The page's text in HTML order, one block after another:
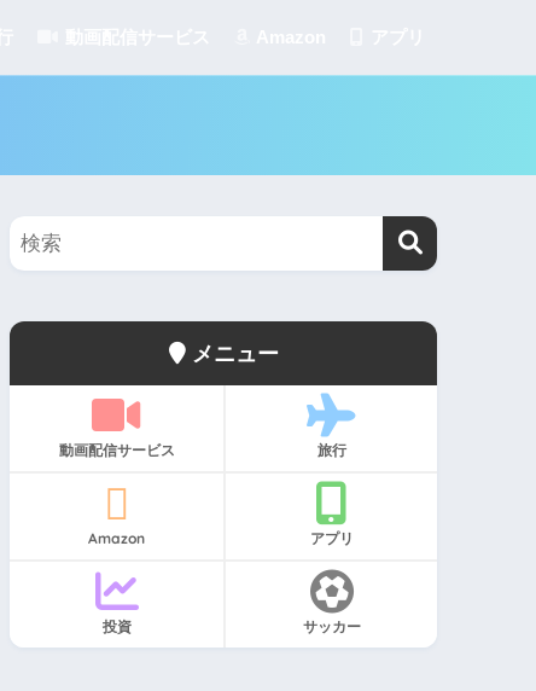
メニュー
動画配信サービス 旅行
Amazon アプリ
投資 サッカー